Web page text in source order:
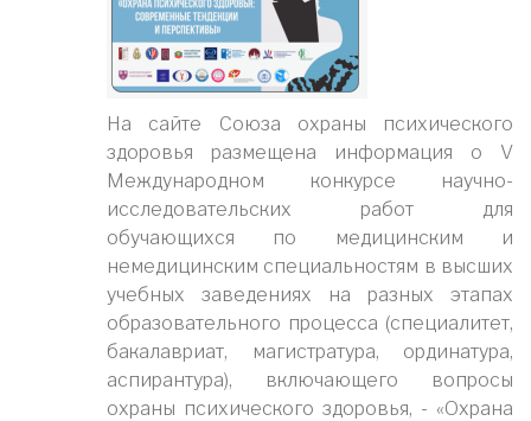
На сайте Союза охраны психического
здоровья размещена информация о V
Международном конкурсе научно-
исследовательских работ для
обучающихся по медицинским и
немедицинским специальностям в высших
учебных заведениях на разных этапах
образовательного процесса (специалитет,
бакалавриат, магистратура, ординатура,
аспирантура), включающего вопросы
охраны психического здоровья, - «Охрана